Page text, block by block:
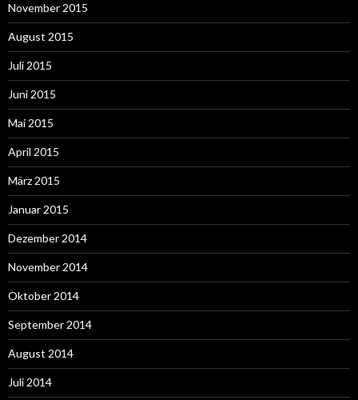
November 2015
August 2015
Juli 2015
Juni 2015
Mai 2015
April 2015
März 2015
Januar 2015
Dezember 2014
November 2014
Oktober 2014
September 2014
August 2014
Juli 2014